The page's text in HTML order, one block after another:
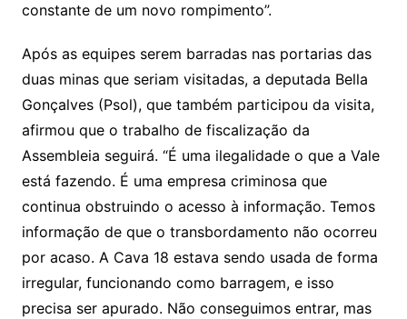
constante de um novo rompimento”.
Após as equipes serem barradas nas portarias das
duas minas que seriam visitadas, a deputada Bella
Gonçalves (Psol), que também participou da visita,
afirmou que o trabalho de fiscalização da
Assembleia seguirá. “É uma ilegalidade o que a Vale
está fazendo. É uma empresa criminosa que
continua obstruindo o acesso à informação. Temos
informação de que o transbordamento não ocorreu
por acaso. A Cava 18 estava sendo usada de forma
irregular, funcionando como barragem, e isso
precisa ser apurado. Não conseguimos entrar, mas